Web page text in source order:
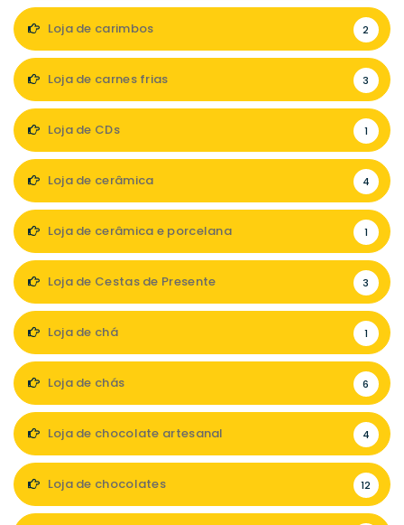
Loja de carimbos 2
Loja de carnes frias 3
Loja de CDs 1
Loja de cerâmica 4
Loja de cerâmica e porcelana 1
Loja de Cestas de Presente 3
Loja de chá 1
Loja de chás 6
Loja de chocolate artesanal 4
Loja de chocolates 12